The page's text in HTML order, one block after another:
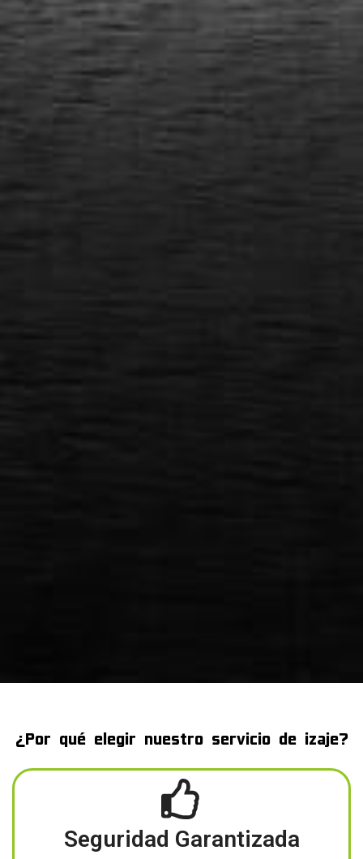
¿Por qué elegir nuestro servicio de izaje?
Seguridad Garantizada